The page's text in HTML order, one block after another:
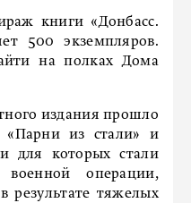
книги «Донбасс.
500 экземпляров.
на полках Дома
издания прошло
«Парни из стали» и
для которых стали
военной операции,
результате тяжелых